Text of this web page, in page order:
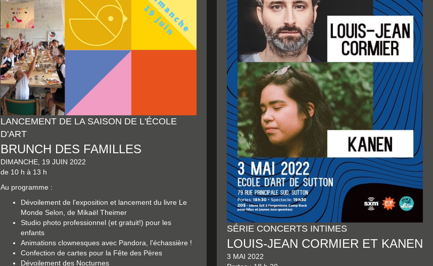
LANCEMENT DE LA SAISON DE L'ÉCOLE
D'ART
BRUNCH DES FAMILLES
DIMANCHE, 19 JUIN 2022
de 10 h à 13 h
Au programme :
Dévoilement de l'exposition et lancement du livre Le
Monde Selon, de Mikaël Theimer
Studio photo professionnel (et gratuit!) pour les
enfants
Animations clownesques avec Pandora, l'échassière !
Confection de cartes pour la Fête des Pères
Dévoilement des Nocturnes
SÉRIE CONCERTS INTIMES
LOUIS-JEAN CORMIER ET KANEN
3 MAI 2022